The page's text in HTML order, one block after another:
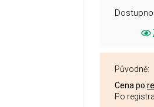
Původně:
Cena po
Po